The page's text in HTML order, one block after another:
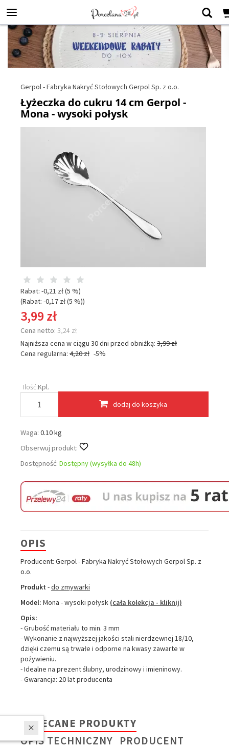
Gerpol - Fabryka Nakryć Stołowych Gerpol Sp. z o.o.
Łyżeczka do cukru 14 cm Gerpol -
Mona - wysoki połysk
Rabat: -0,21 zł(5 %)
(Rabat: -0,17 zł(5 %))
3,99 zł
Cena netto: 3,24 zł
Najniższa cena w ciągu 30 dni przed obniżką: 3,99 zł
Cena regularna: 4,20 zł -5%
Ilość:Kpl.
dodaj do koszyka
Waga: 0.10 kg
Obserwuj produkt:
Dostępność: Dostępny (wysyłka do 48h)
OPIS
Producent: Gerpol - Fabryka Nakryć Stołowych Gerpol Sp. z
o.o.
Produkt -do zmywarki
Model: Mona - wysoki połysk (cała kolekcja - kliknij)
Opis:
- Grubość materiału to min. 3 mm
- Wykonanie z najwyższej jakości stali nierdzewnej 18/10,
dzięki czemu są trwałe i odporne na kwasy zawarte w
pożywieniu.
- Idealne na prezent ślubny, urodzinowy i imieninowy.
- Gwarancja: 20 lat producenta
POLECANE PRODUKTY
OPIS TECHNICZNY PRODUCENT
W ostatnich 7 dniach produktem interesują się